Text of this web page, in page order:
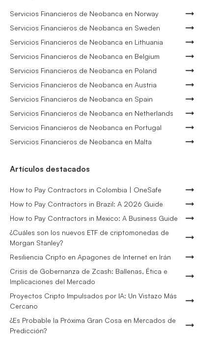
Servicios Financieros de Neobanca en Norway
Servicios Financieros de Neobanca en Sweden
Servicios Financieros de Neobanca en Lithuania
Servicios Financieros de Neobanca en Belgium
Servicios Financieros de Neobanca en Poland
Servicios Financieros de Neobanca en Austria
Servicios Financieros de Neobanca en Spain
Servicios Financieros de Neobanca en Netherlands
Servicios Financieros de Neobanca en Portugal
Servicios Financieros de Neobanca en Malta
Artículos destacados
How to Pay Contractors in Colombia | OneSafe
How to Pay Contractors in Brazil: A 2026 Guide
How to Pay Contractors in Mexico: A Business Guide
¿Cuáles son los nuevos ETF de criptomonedas de
Morgan Stanley?
Resiliencia Cripto en Apagones de Internet en Irán
Crisis de Gobernanza de Zcash: Ballenas, Ética e
Implicaciones del Mercado
Proyectos Cripto Impulsados por IA: Un Vistazo Más
Cercano
¿Es Probable la Próxima Gran Cosa en Mercados de
Predicción?